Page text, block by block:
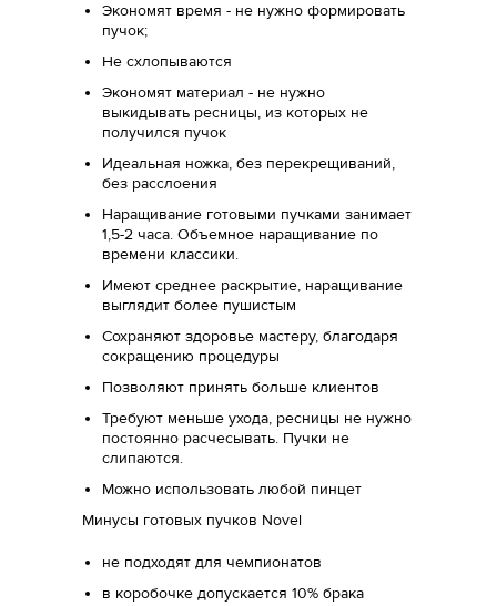
Экономят время - не нужно формировать
пучок;
Не схлопываются
Экономят материал - не нужно
выкидывать ресницы, из которых не
получился пучок
Идеальная ножка, без перекрещиваний,
без расслоения
Наращивание готовыми пучками занимает
1,5-2 часа. Объемное наращивание по
времени классики.
Имеют среднее раскрытие, наращивание
выглядит более пушистым
Сохраняют здоровье мастеру, благодаря
сокращению процедуры
Позволяют принять больше клиентов
Требуют меньше ухода, ресницы не нужно
постоянно расчесывать. Пучки не
слипаются.
Можно использовать любой пинцет
Минусы готовых пучков Novel
не подходят для чемпионатов
в коробочке допускается 10% брака